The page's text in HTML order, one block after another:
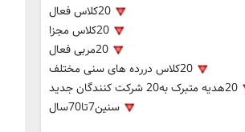
20کلاس فعال
20کلاس مجزا
20مربی فعال
20کلاس دررده های سنی مختلف
20هدیه متبرک به20 شرکت کنندگان جدید
سنین7تا70سال